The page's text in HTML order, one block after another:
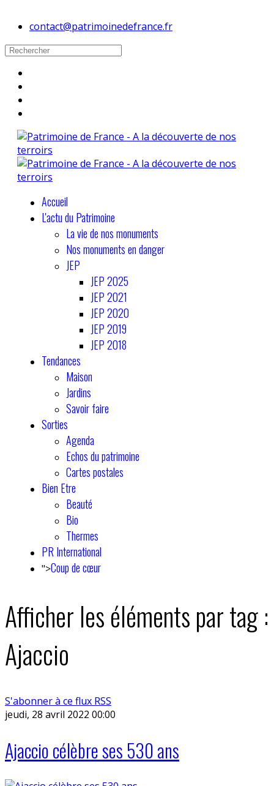
contact@patrimoinedefrance.fr
Accueil
L'actu du Patrimoine
La vie de nos monuments
Nos monuments en danger
JEP
JEP 2025
JEP 2021
JEP 2020
JEP 2019
JEP 2018
Tendances
Maison
Jardins
Savoir faire
Sorties
Agenda
Echos du patrimoine
Cartes postales
Bien Etre
Beauté
Bio
Thermes
PR International
">Coup de cœur
Afficher les éléments par tag :
Ajaccio
S'abonner à ce flux RSS
jeudi, 28 avril 2022 00:00
Ajaccio célèbre ses 530 ans